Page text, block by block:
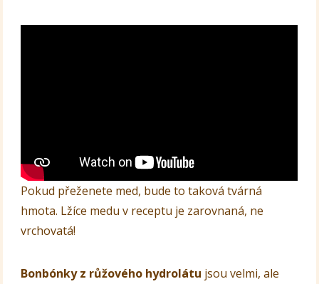
Pokud přeženete med, bude to taková tvárná
hmota. Lžíce medu v receptu je zarovnaná, ne
vrchovatá!
Bonbónky z růžového hydrolátu jsou velmi, ale